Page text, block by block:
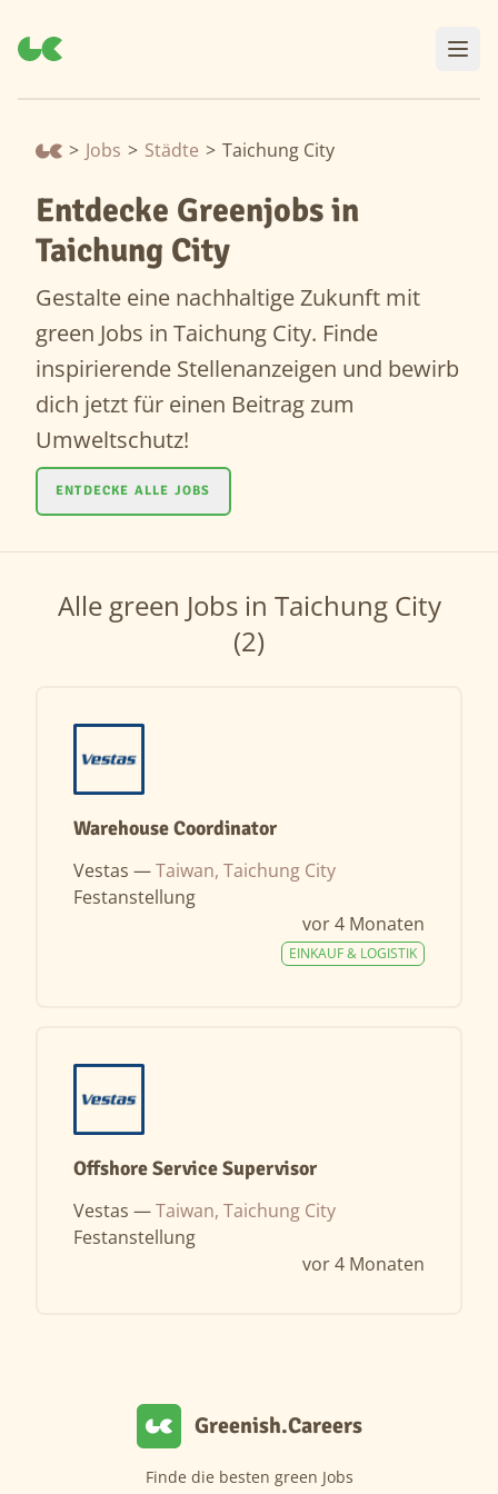
> Jobs > Städte > Taichung City
Entdecke Greenjobs in
Taichung City
Gestalte eine nachhaltige Zukunft mit
green Jobs in Taichung City. Finde
inspirierende Stellenanzeigen und bewirb
dich jetzt für einen Beitrag zum
Umweltschutz!
ENTDECKE ALLE JOBS
Alle green Jobs in Taichung City
(2)
Warehouse Coordinator
Vestas —Taiwan, Taichung City
Festanstellung
vor 4 Monaten
EINKAUF & LOGISTIK
Offshore Service Supervisor
Vestas —Taiwan, Taichung City
Festanstellung
vor 4 Monaten
Greenish.Careers
Finde die besten green Jobs